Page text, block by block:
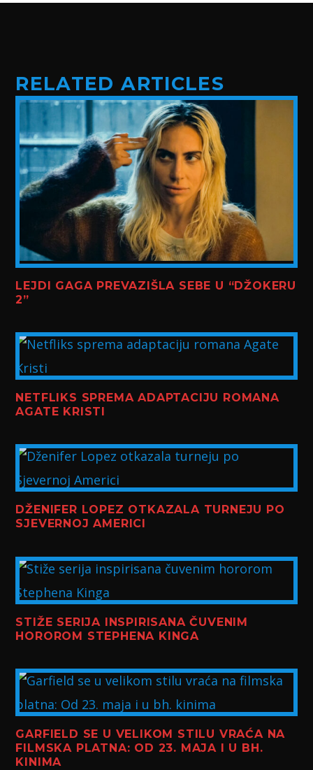
RELATED ARTICLES
LEJDI GAGA PREVAZIŠLA SEBE U “DŽOKERU
2”
NETFLIKS SPREMA ADAPTACIJU ROMANA
AGATE KRISTI
DŽENIFER LOPEZ OTKAZALA TURNEJU PO
SJEVERNOJ AMERICI
STIŽE SERIJA INSPIRISANA ČUVENIM
HOROROM STEPHENA KINGA
GARFIELD SE U VELIKOM STILU VRAĆA NA
FILMSKA PLATNA: OD 23. MAJA I U BH.
KINIMA